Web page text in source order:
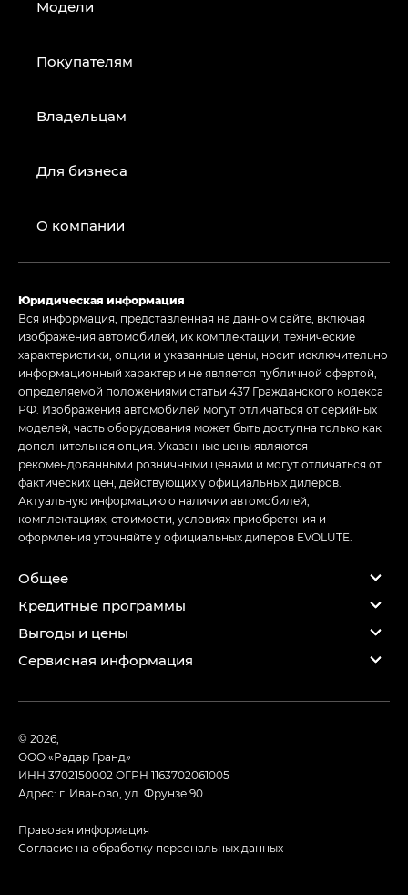
Модели
Покупателям
Владельцам
Для бизнеса
О компании
Юридическая информация
Вся информация, представленная на данном сайте, включая
изображения автомобилей, их комплектации, технические
характеристики, опции и указанные цены, носит исключительно
информационный характер и не является публичной офертой,
определяемой положениями статьи 437 Гражданского кодекса
РФ. Изображения автомобилей могут отличаться от серийных
моделей, часть оборудования может быть доступна только как
дополнительная опция. Указанные цены являются
рекомендованными розничными ценами и могут отличаться от
фактических цен, действующих у официальных дилеров.
Актуальную информацию о наличии автомобилей,
комплектациях, стоимости, условиях приобретения и
оформления уточняйте у официальных дилеров EVOLUTE.
Общее
Кредитные программы
Выгоды и цены
Сервисная информация
© 2026,
ООО «Радар Гранд»
ИНН 3702150002ОГРН 1163702061005
Адрес: г. Иваново, ул. Фрунзе 90
Правовая информация
Согласие на обработку персональных данных